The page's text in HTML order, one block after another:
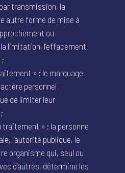
transmission, la
autre forme de mise à
ou
limitation, l’effacement
» : le marquage
personnel
de limiter leur
traitement » : la personne
l’autorité publique, le
organisme qui, seul ou
d’autres, détermine les